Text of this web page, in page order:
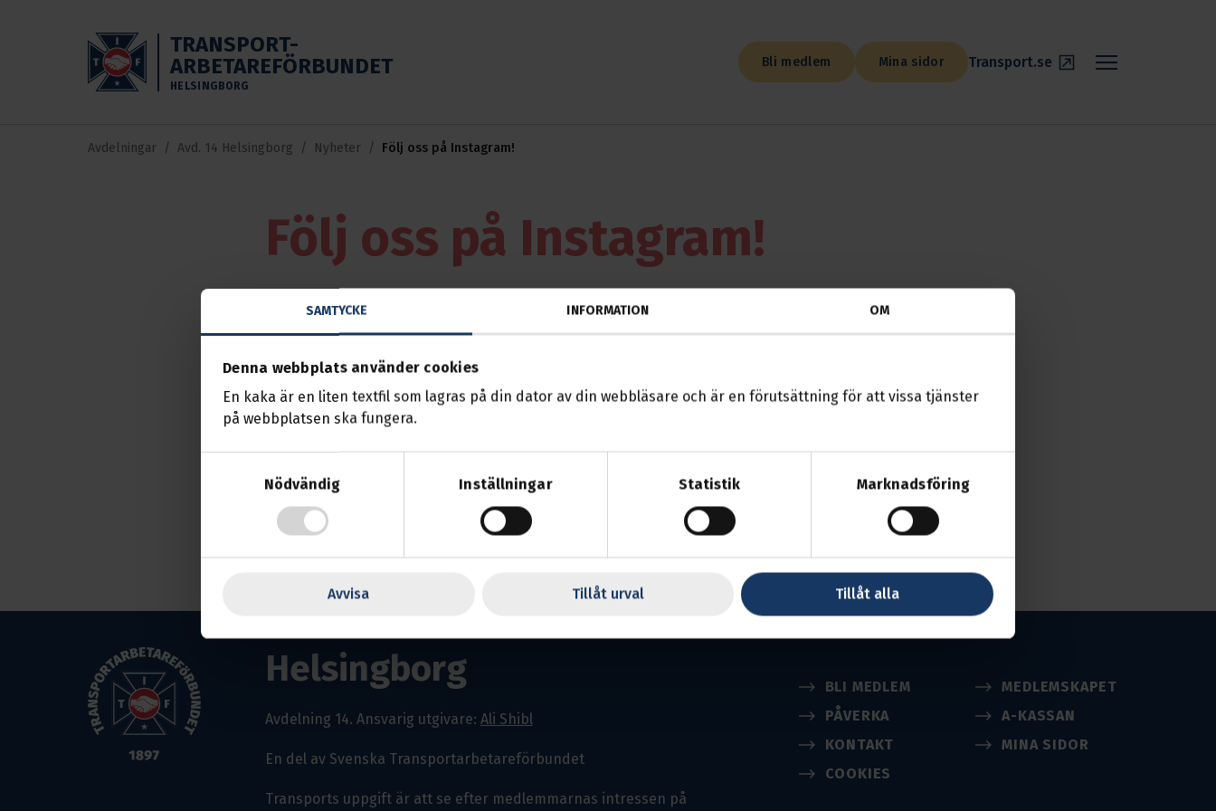
SAMTYCKE INFORMATION OM
Denna webbplats använder cookies
En kaka är en liten textfil som lagras på din dator av din webbläsare och är en förutsättning för att vissa tjänster
på webbplatsen ska fungera.
Nödvändig
Inställningar Statistik Marknadsföring
Avvisa Tillåt urval Tillåt alla
TRANSPORT-
ARBETAREFÖRBUNDET
HELSINGBORG
Bli medlem Mina sidor Transport.se
Avdelningar Avd. 14 Helsingborg Nyheter Följ oss på Instagram!
Följ oss på Instagram!
Nu finns avdelning 14 på Instagram. Där heter vi transport.14. Välkomna att
följa oss!
Helsingborg
Avdelning 14. Ansvarig utgivare: Ali Shibl
En del av Svenska Transportarbetareförbundet
Transports uppgift är att se efter medlemmarnas intressen på
BLI MEDLEM
MEDLEMSKAPET
PÅVERKA
A-KASSAN
KONTAKT
MINA SIDOR
COOKIES